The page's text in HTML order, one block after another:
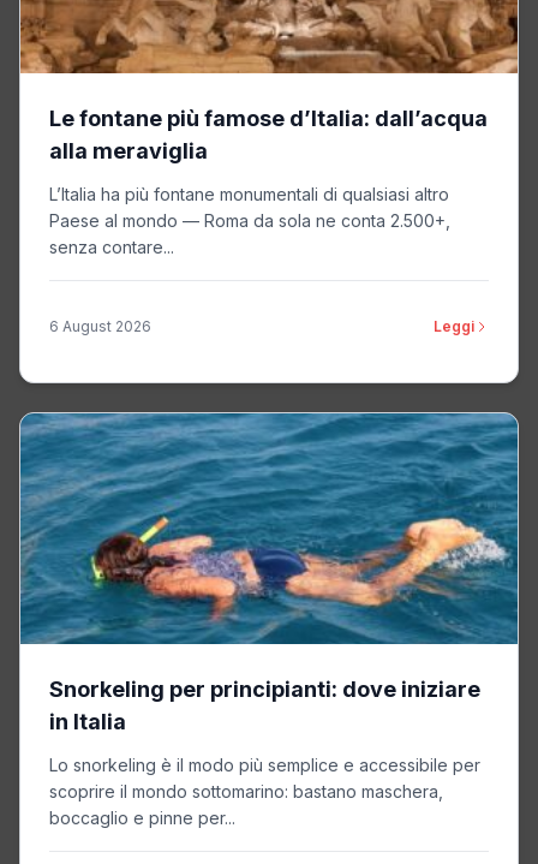
Le fontane più famose d’Italia: dall’acqua
alla meraviglia
L’Italia ha più fontane monumentali di qualsiasi altro
Paese al mondo — Roma da sola ne conta 2.500+,
senza contare...
6 August 2026 Leggi
Snorkeling per principianti: dove iniziare
in Italia
Lo snorkeling è il modo più semplice e accessibile per
scoprire il mondo sottomarino: bastano maschera,
boccaglio e pinne per...